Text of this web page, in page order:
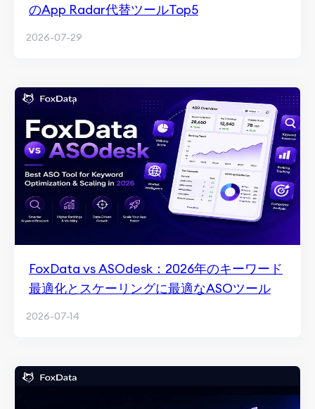
のApp Radar代替ツールTop5
2026-07-29
FoxData vs ASOdesk：2026年のキーワード
最適化とスケーリングに最適なASOツール
2026-07-14